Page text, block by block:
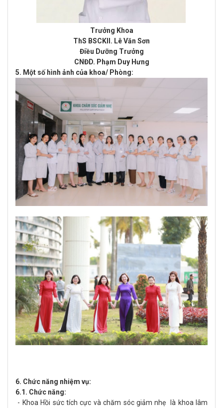
Trưởng Khoa
ThS BSCKII. Lê Văn Sơn
Điều Dưỡng Trưởng
CNĐD. Phạm Duy Hưng
5. Một số hình ảnh của khoa/ Phòng:
6. Chức năng nhiệm vụ:
6.1. Chức năng:
- Khoa Hồi sức tích cực và chăm sóc giảm nhẹ là khoa lâm